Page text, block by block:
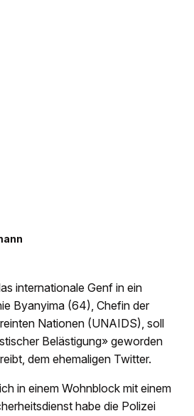
internationale Genf in ein
Byanyima (64), Chefin der
Nationen (UNAIDS), soll
Belästigung» geworden
dem ehemaligen Twitter.
in einem Wohnblock mit einem
habe die Polizei